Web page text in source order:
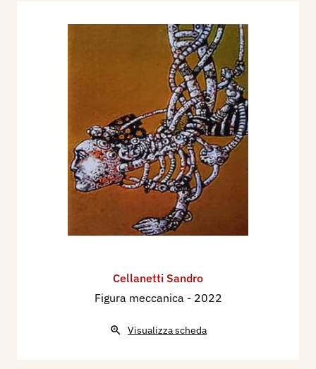
Cellanetti Sandro
Figura meccanica - 2022
Visualizza scheda